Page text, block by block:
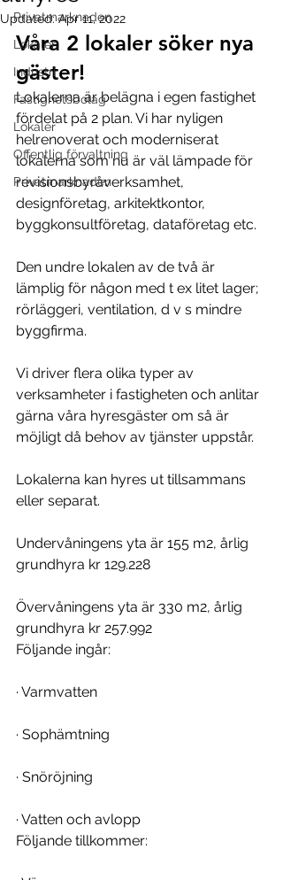
Privatmarknaden
Lokaler
Industri
Fastighetsbolag
Lokaler
Offentlig förvaltning
Privatmarknaden
Updated:Apr 11, 2022
Våra 2 lokaler söker nya
gäster!
Lokalerna är belägna i egen fastighet
fördelat på 2 plan. Vi har nyligen
helrenoverat och moderniserat
lokalerna som nu är väl lämpade för
revisionsbyråverksamhet,
designföretag, arkitektkontor,
byggkonsultföretag, dataföretag etc.
Den undre lokalen av de två är
lämplig för någon med t ex litet lager;
rörläggeri, ventilation, d v s mindre
byggfirma.
Vi driver flera olika typer av
verksamheter i fastigheten och anlitar
gärna våra hyresgäster om så är
möjligt då behov av tjänster uppstår.
Lokalerna kan hyres ut tillsammans
eller separat.
Undervåningens yta är 155 m2, årlig
grundhyra kr 129.228
Övervåningens yta är 330 m2, årlig
grundhyra kr 257.992
Följande ingår:
· Varmvatten
· Sophämtning
· Snöröjning
· Vatten och avlopp
Följande tillkommer: